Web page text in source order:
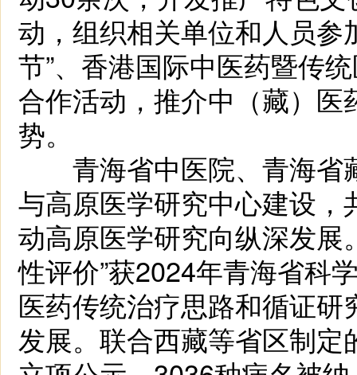
动，组织相关单位和人员参
节”、香港国际中医药暨传
合作活动，推介中（藏）
势。
青海省中医院、青海省
与高原医学研究中心建设，
动高原医学研究向纵深发展
性评价”获2024年青海省科
医药传统治疗思路和循证
发展。联合西藏等省区制